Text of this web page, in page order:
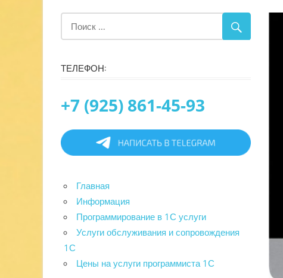
ТЕЛЕФОН:
+7 (925) 861-45-93
Главная
Информация
Программирование в 1С услуги
Услуги обслуживания и сопровождения
1С
Цены на услуги программиста 1С